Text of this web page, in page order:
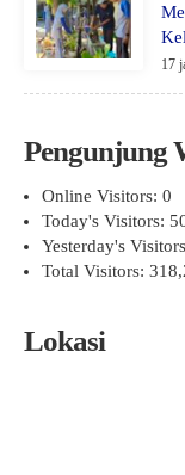
17
Pengunjung
Online Visitors: 0
Today's Visitors:
Yesterday's
Total Visitors:
Lokasi